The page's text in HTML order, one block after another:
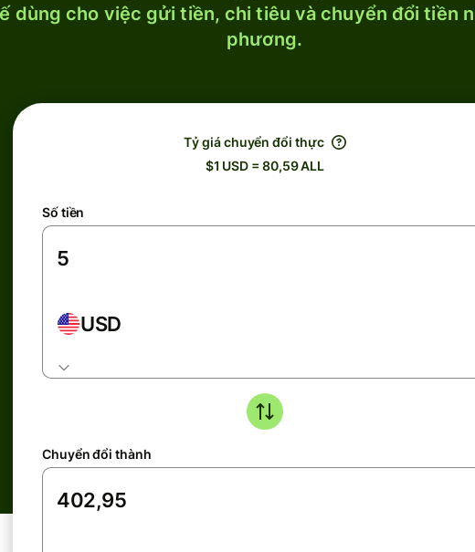
dùng cho việc gửi tiền, chi tiêu và chuyển đổi tiền
phương.
Tỷ giá chuyển đổi thực
$1 USD = 80,59 ALL
Số tiền
USD
Chuyển đổi thành